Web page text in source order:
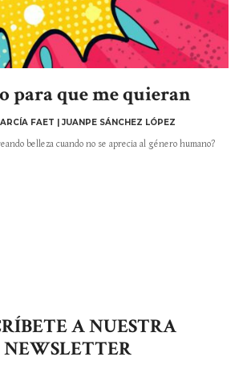
para que me quieran
FAET | JUANPE SÁNCHEZ LÓPEZ
belleza cuando no se aprecia al género humano?
A NUESTRA
NEWSLETTER